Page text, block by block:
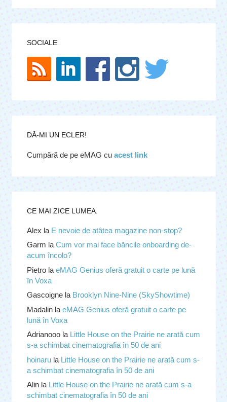
SOCIALE
DĂ-MI UN ECLER!
Cumpără de pe eMAG cu acest link
CE MAI ZICE LUMEA.
Alex la E nevoie de atâtea magazine non-stop?
Garm la Cum vor mai face băncile onboarding de-
acum încolo?
Pietrola eMAG Genius oferă gratuit o carte pe lună
în Voxa
Gascoignela Brooklyn Nine-Nine (SkyShowtime)
Madalinla eMAG Genius oferă gratuit o carte pe
lună în Voxa
Adrianooola Little House on the Prairie ne arată cum
s-a schimbat cinematografia în 50 de ani
hoinarula Little House on the Prairie ne arată cum s-
a schimbat cinematografia în 50 de ani
Alinla Little House on the Prairie ne arată cum s-a
schimbat cinematografia în 50 de ani